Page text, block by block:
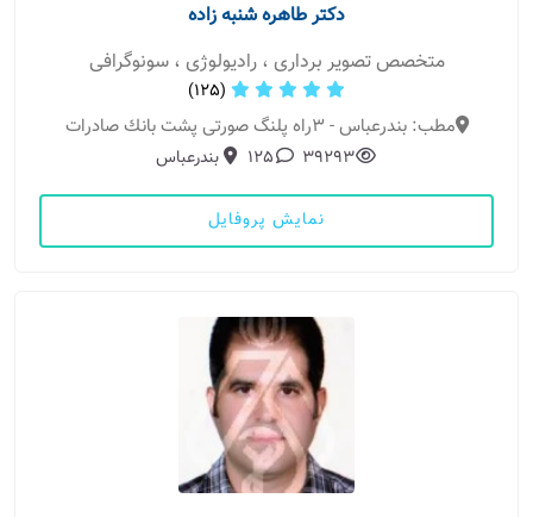
دکتر طاهره شنبه زاده
متخصص تصویر برداری ، رادیولوژی ، سونوگرافی
(125)
مطب: بندرعباس - ٣راه پلنگ صورتی پشت بانك صادرات
39293
125 بندرعباس
نمایش پروفایل